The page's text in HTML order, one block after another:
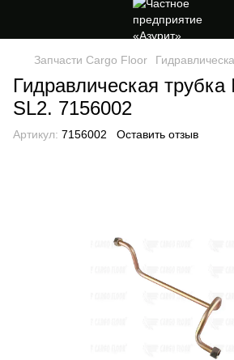
Запчасти Cargo Floor
Гидравлическая
SL2. 7156002
Артикул: 7156002 Оставить отзыв